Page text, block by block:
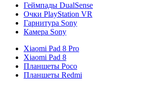
Геймпады DualSense
Очки PlayStation VR
Гарнитура Sony
Камера Sony
Xiaomi Pad 8 Pro
Xiaomi Pad 8
Планшеты Poco
Планшеты Redmi